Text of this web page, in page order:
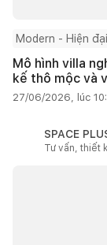
Modern - Hiện đại
Mô hình villa
kế thô mộc và
27/06/2026, lúc
SPACE
Tư vấn, thiết